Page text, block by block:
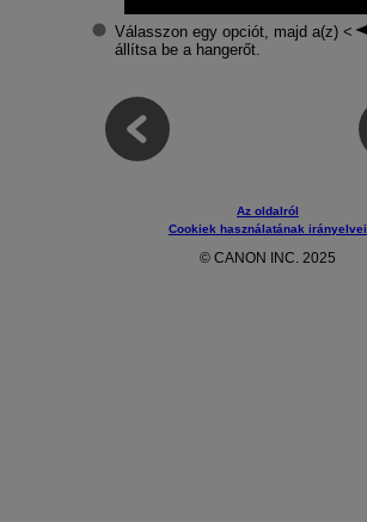
Válasszon egy opciót, majd a(z)
állítsa be a hangerőt.
Az oldalról
Cookiek használatának irányelvei
© CANON INC. 2025